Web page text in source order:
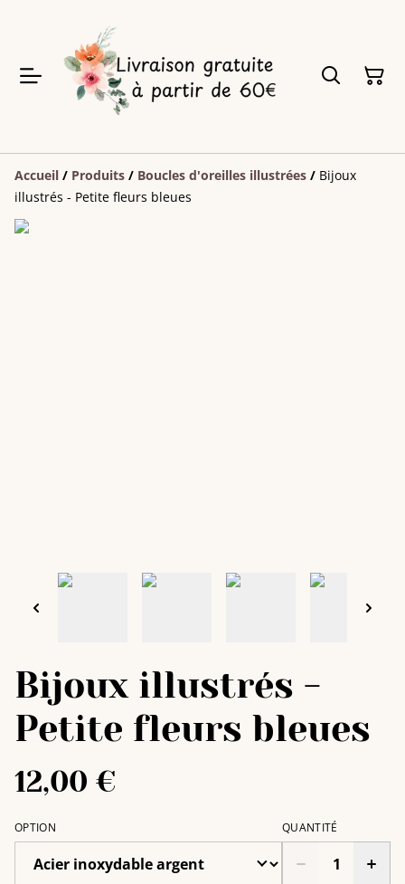
Accueil / Produits / Boucles d'oreilles illustrées / Bijoux
illustrés - Petite fleurs bleues
Bijoux illustrés -
Petite fleurs bleues
12,00 €
OPTION QUANTITÉ